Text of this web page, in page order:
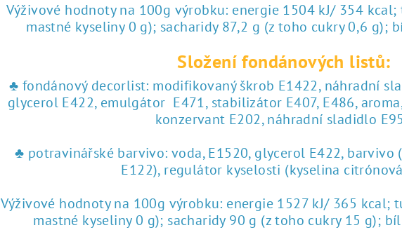
Výživové hodnoty na 100g výrobku: energie 1504 kJ/ 354 kcal;
mastné kyseliny 0 g); sacharidy 87,2 g (z toho cukry 0,6 g);
Složení fondánových listů:
♣ fondánový decorlist: modifikovaný škrob E1422, náhradní
glycerol E422, emulgátor E471, stabilizátor E407, E486,
konzervant E202, náhradní sladidlo
♣ potravinářské barvivo: voda, E1520, glycerol E422, barvivo
E122), regulátor kyselosti (kyselina
Výživové hodnoty na 100g výrobku: energie 1527 kJ/ 365 kcal;
mastné kyseliny 0 g); sacharidy 90 g (z toho cukry 15 g);